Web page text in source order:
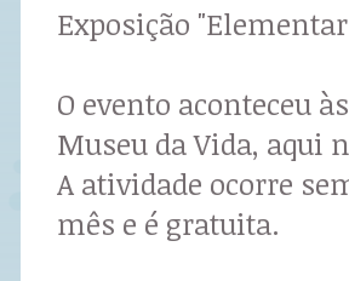
Exposição
O evento aconteceu
Museu da Vida, aqui
A atividade ocorre
mês e é gratuita.